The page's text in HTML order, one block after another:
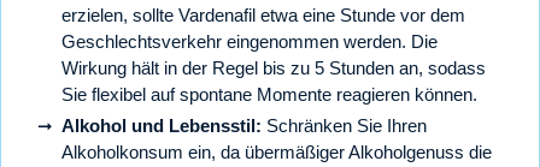
erzielen, sollte Vardenafil etwa eine Stunde vor dem
Geschlechtsverkehr eingenommen werden. Die
Wirkung hält in der Regel bis zu 5 Stunden an, sodass
Sie flexibel auf spontane Momente reagieren können.
Alkohol und Lebensstil: Schränken Sie Ihren
Alkoholkonsum ein, da übermäßiger Alkoholgenuss die